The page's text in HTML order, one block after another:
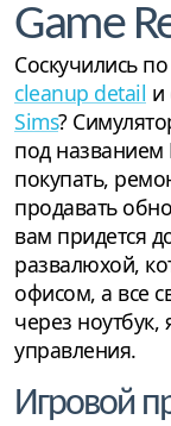
Game
Соскучились
cleanup detail и
Sims?
под названием
покупать,
продавать
вам придется
развалюхой,
офисом, а все
через
управления.
Игровой